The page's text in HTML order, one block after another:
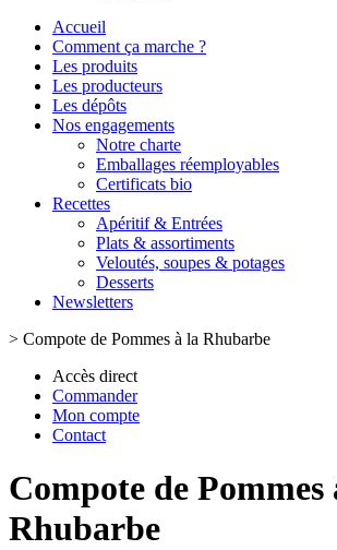
Accueil
Comment ça marche ?
Les produits
Les producteurs
Les dépôts
Nos engagements
Notre charte
Emballages réemployables
Certificats bio
Recettes
Apéritif & Entrées
Plats & assortiments
Veloutés, soupes & potages
Desserts
Newsletters
> Compote de Pommes à la Rhubarbe
Accès direct
Commander
Mon compte
Contact
Compote de Pommes
Rhubarbe